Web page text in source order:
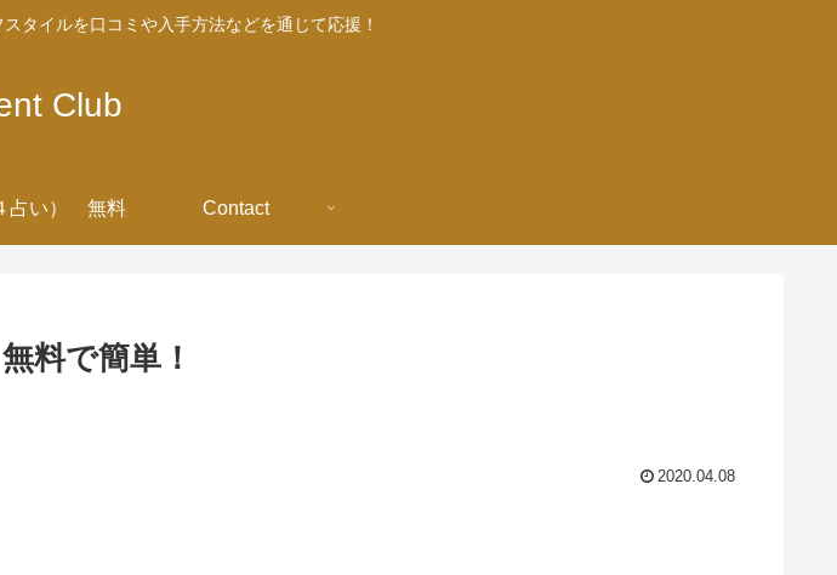
タイルを口コミや入手方法などを通じて応援！
Club
占い） 無料 Contact
で簡単！
2020.04.08